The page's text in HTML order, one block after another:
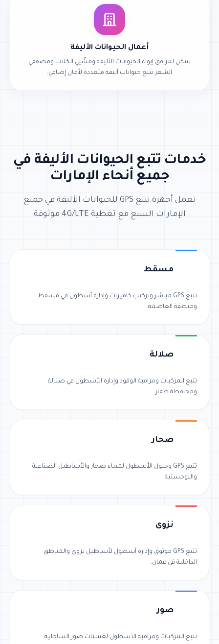
أعمال الحيوانات الأليفة
يمكن لمرافق إيواء الحيوانات الأليفة ومشّيي الكلاب ومصففي
الشعر تتبع حيوانات أليفة متعددة لأمان إضافي.
خدمات تتبع الحيوانات الأليفة في
جميع أنحاء الإمارات
تعمل أجهزة تتبع GPS للحيوانات الأليفة في جميع
الإمارات السبع مع تغطية 4G/LTE موثوقة
مسقط
تتبع GPS مباشر وتركيب كاميرات وإدارة أسطول في مسقط
ومنطقة العاصمة.
صلالة
تتبع المركبات ومراقبة الوقود وإدارة الأسطول في صلالة
ومحافظة ظفار.
صحار
تتبع GPS وحلول الأسطول لميناء صحار والأساطيل الصناعية
واللوجستية.
نزوى
تتبع GPS موثوق وإدارة أسطول لأساطيل نزوى والمناطق
الداخلية في عمان.
صور
تتبع المركبات ومراقبة الأسطول لعمليات صور الساحلية